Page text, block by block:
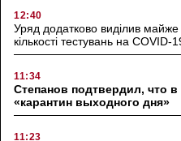
12:40
Уряд додатково виділив
кількості тестувань на COVID-
11:34
Степанов подтвердил, что в
«карантин выходного дня»
11:23